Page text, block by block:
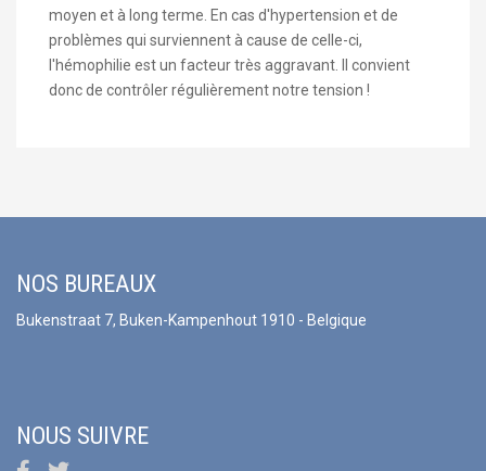
moyen et à long terme. En cas d'hypertension et de
problèmes qui surviennent à cause de celle-ci,
l'hémophilie est un facteur très aggravant. Il convient
donc de contrôler régulièrement notre tension !
NOS BUREAUX
Bukenstraat 7, Buken-Kampenhout 1910 - Belgique
NOUS SUIVRE